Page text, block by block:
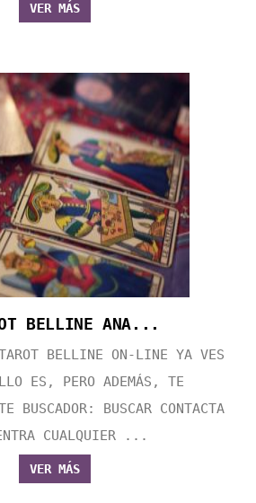
VER MÁS
BELLINE ANA...
TAROT BELLINE ON-LINE YA VES
ES, PERO ADEMÁS, TE
BUSCADOR: BUSCAR CONTACTA
CUALQUIER ...
VER MÁS